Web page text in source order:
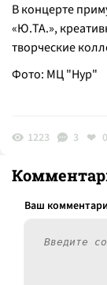
В концерте
«Ю.ТА.»,
творческие
Фото: МЦ "Нур"
1223 3 0